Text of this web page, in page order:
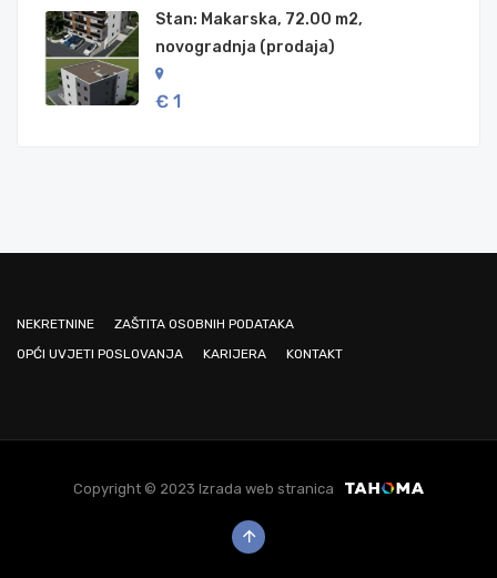
Stan: Makarska, 72.00 m2,
novogradnja (prodaja)
€ 1
NEKRETNINE
ZAŠTITA OSOBNIH PODATAKA
OPĆI UVJETI POSLOVANJA
KARIJERA KONTAKT
Copyright © 2023 Izrada web stranica